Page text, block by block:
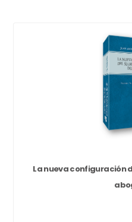
La nueva configuración